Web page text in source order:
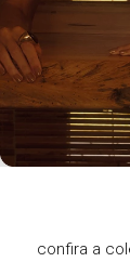
confira a